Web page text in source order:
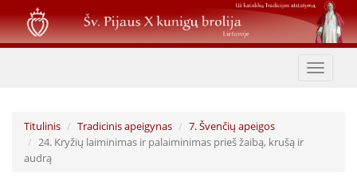
Pereiti
į
pagrindinį
Toggle
Titulinis Tradicinis apeigynas
7. Švenčių apeigos
24. Kryžių laiminimas ir palaiminimas prieš žaibą, krušą ir
audrą